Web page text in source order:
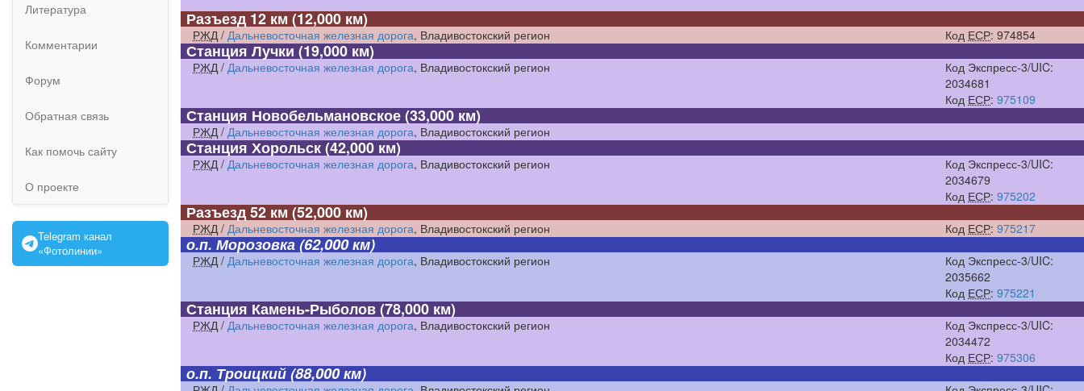
Литература
Комментарии
Форум
Обратная связь
Как помочь сайту
О проекте
Telegram канал
«Фотолинии»
Разъезд 12 км(12,000 км)
РЖД/ Дальневосточная железная дорога, Владивостокский регион Код ЕСР: 974854
Станция Лучки(19,000 км)
РЖД/ Дальневосточная железная дорога, Владивостокский регион
Код Экспресс-3/UIC:
2034681
Код ЕСР:975109
Станция Новобельмановское(33,000 км)
РЖД/ Дальневосточная железная дорога, Владивостокский регион
Станция Хорольск(42,000 км)
РЖД/ Дальневосточная железная дорога, Владивостокский регион
Код Экспресс-3/UIC:
2034679
Код ЕСР:975202
Разъезд 52 км(52,000 км)
РЖД/ Дальневосточная железная дорога, Владивостокский регион Код ЕСР:975217
о.п. Морозовка(62,000 км)
РЖД/ Дальневосточная железная дорога, Владивостокский регион
Код Экспресс-3/UIC:
2035662
Код ЕСР:975221
Станция Камень-Рыболов(78,000 км)
РЖД/ Дальневосточная железная дорога, Владивостокский регион
Код Экспресс-3/UIC:
2034472
Код ЕСР:975306
о.п. Троицкий(88,000 км)